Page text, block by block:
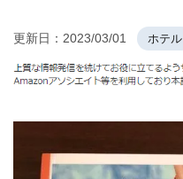
更新日： 2023/03/01 ホテル